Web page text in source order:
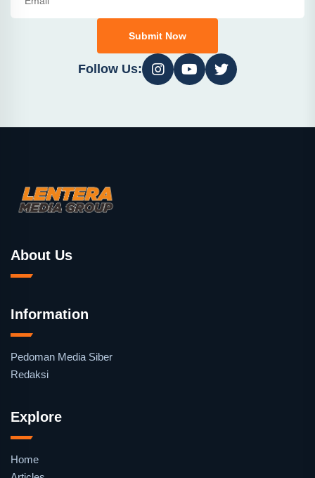
Submit Now
Follow Us:
About Us
Information
Pedoman Media Siber
Redaksi
Explore
Home